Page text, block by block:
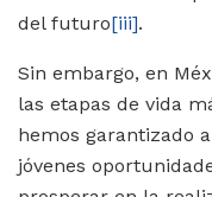
del futuro[iii].
Sin embargo, en
las etapas de vida
hemos garantizado
jóvenes